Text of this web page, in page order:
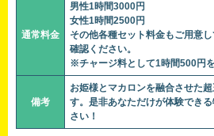
通常料金
男性1時間3000円
女性1時間2500円
その他各種セット料金もご用意
確認ください。
※チャージ料として1時間500円
備考
お姫様とマカロンを融合させた
す。是非あなただけが体験でき
さい！